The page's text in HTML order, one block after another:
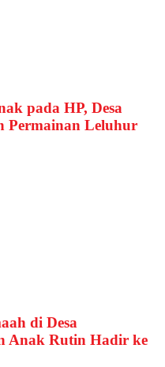
pada HP, Desa
Permainan Leluhur
di Desa
Anak Rutin Hadir ke